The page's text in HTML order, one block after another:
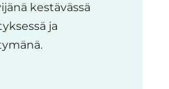
kestävässä
ja